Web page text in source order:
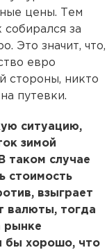
цены. Тем
собирался за
Это значит, что,
евро
стороны, никто
путевки.
ситуацию,
зимой
таком случае
стоимость
взыграет
валюты, тогда
рынке
бы хорошо, что